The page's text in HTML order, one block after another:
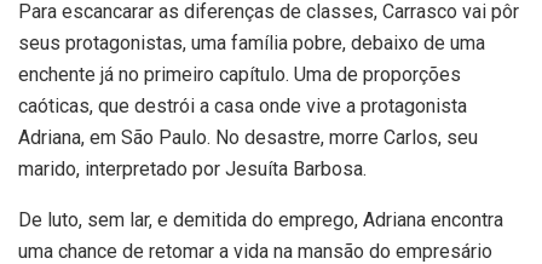
Para escancarar as diferenças de classes, Carrasco vai pôr
seus protagonistas, uma família pobre, debaixo de uma
enchente já no primeiro capítulo. Uma de proporções
caóticas, que destrói a casa onde vive a protagonista
Adriana, em São Paulo. No desastre, morre Carlos, seu
marido, interpretado por Jesuíta Barbosa.
De luto, sem lar, e demitida do emprego, Adriana encontra
uma chance de retomar a vida na mansão do empresário